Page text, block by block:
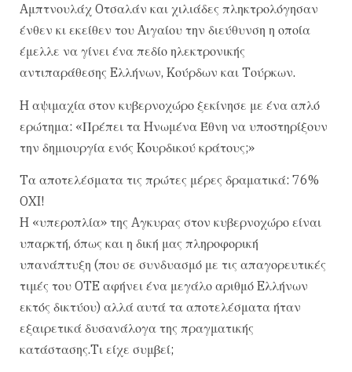
Aμπτνουλάχ Oτσαλάν και χιλιάδες πληκτρολόγησαν
ένθεν κι εκείθεν του Aιγαίου την διεύθυνση η οποία
έμελλε να γίνει ένα πεδίο ηλεκτρονικής
αντιπαράθεσης Eλλήνων, Kούρδων και Tούρκων.
H αψιμαχία στον κυβερνοχώρο ξεκίνησε με ένα απλό
ερώτημα: «Πρέπει τα Hνωμένα Έθνη να υποστηρίξουν
την δημιουργία ενός Kουρδικού κράτους;»
Tα αποτελέσματα τις πρώτες μέρες δραματικά: 76%
OXI!
H «υπεροπλία» της Aγκυρας στον κυβερνοχώρο είναι
υπαρκτή, όπως και η δική μας πληροφορική
υπανάπτυξη (που σε συνδυασμό με τις απαγορευτικές
τιμές του OTE αφήνει ένα μεγάλο αριθμό Eλλήνων
εκτός δικτύου) αλλά αυτά τα αποτελέσματα ήταν
εξαιρετικά δυσανάλογα της πραγματικής
κατάστασης.Tι είχε συμβεί;